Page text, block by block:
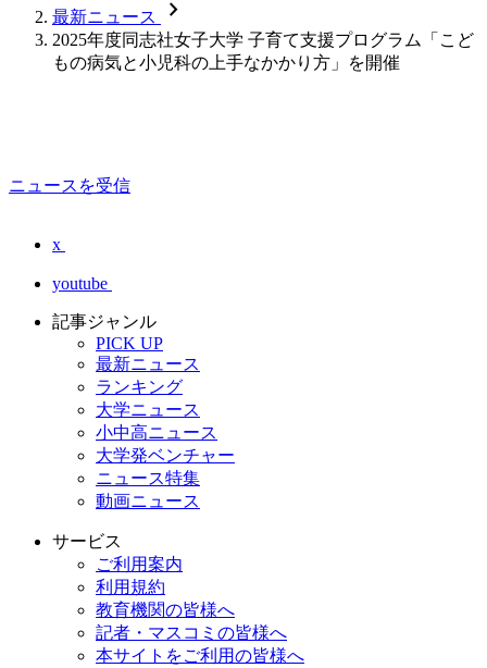
最新ニュース chevron_forward
2025年度同志社女子大学 子育て支援プログラム「こど
もの病気と小児科の上手なかかり方」を開催
ニュースを受信
x
youtube
記事ジャンル
PICK UP
最新ニュース
ランキング
大学ニュース
小中高ニュース
大学発ベンチャー
ニュース特集
動画ニュース
サービス
ご利用案内
利用規約
教育機関の皆様へ
記者・マスコミの皆様へ
本サイトをご利用の皆様へ